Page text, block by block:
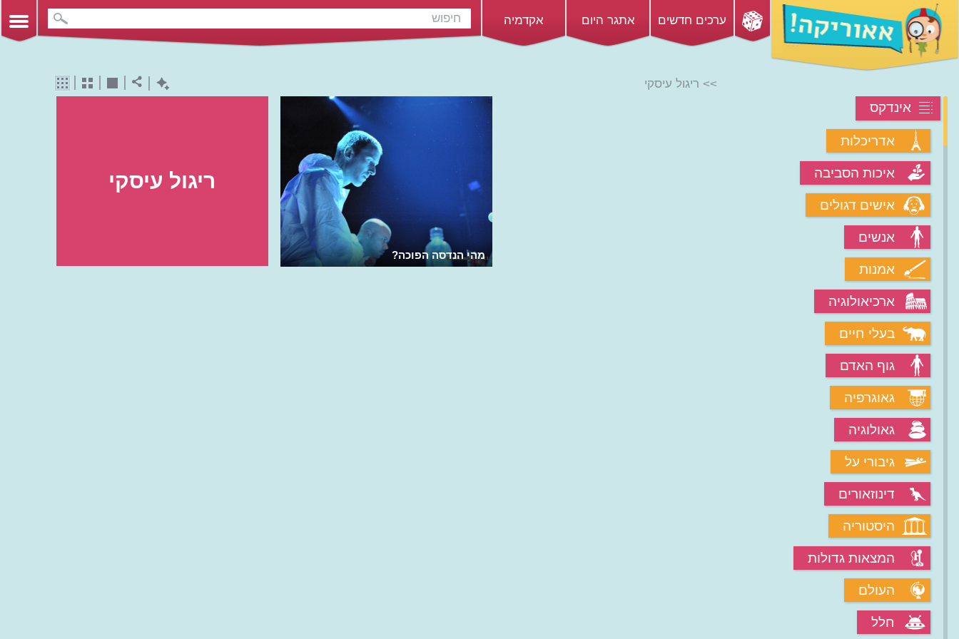
ערכים חדשים אתגר היום אקדמיה
אינדקס
אדריכלות
איכות הסביבה
אישים דגולים
אנשים
אמנות
ארכיאולוגיה
בעלי חיים
גוף האדם
גאוגרפיה
גאולוגיה
גיבורי על
דינוזאורים
היסטוריה
המצאות גדולות
העולם
חלל
>> ריגול עיסקי
ריגול עיסקי
מהי הנדסה הפוכה?